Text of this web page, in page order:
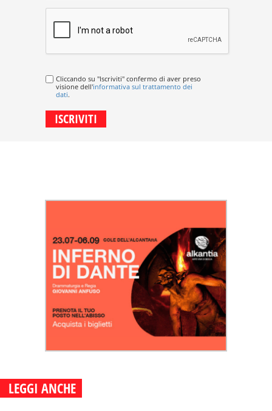
Cliccando su "Iscriviti" confermo di aver preso
visione dell'informativa sul trattamento dei
dati.
LEGGI ANCHE